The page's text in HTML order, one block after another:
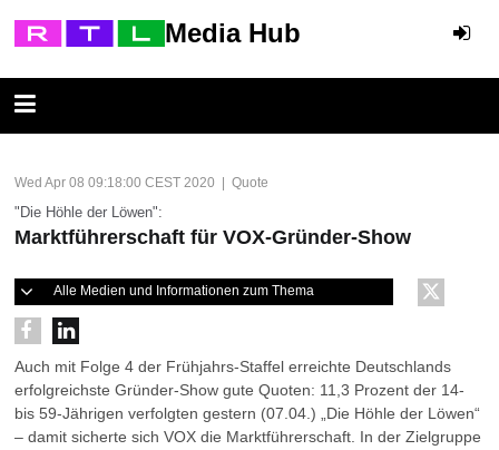
Media Hub
Wed Apr 08 09:18:00 CEST 2020 | Quote
"Die Höhle der Löwen":
Marktführerschaft für VOX-Gründer-Show
Alle Medien und Informationen zum Thema
Auch mit Folge 4 der Frühjahrs-Staffel erreichte Deutschlands
erfolgreichste Gründer-Show gute Quoten: 11,3 Prozent der 14-
bis 59-Jährigen verfolgten gestern (07.04.) „Die Höhle der Löwen“
– damit sicherte sich VOX die Marktführerschaft. In der Zielgruppe